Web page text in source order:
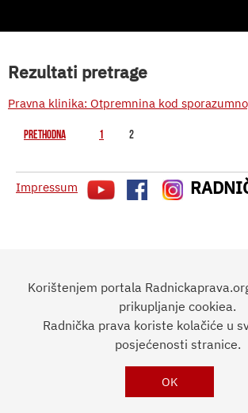
Rezultati pretrage
Pravna klinika: Otpremnina kod
prethodna 1 2
Impressum
Korištenjem portala
prikupljanje cookiea.
Radnička prava koriste kolačiće u
posjećenosti stranice.
OK